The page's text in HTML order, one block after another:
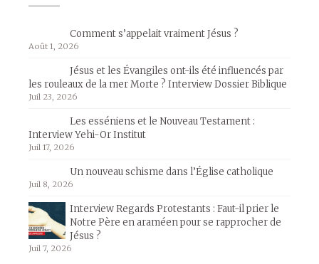
Comment s’appelait vraiment Jésus ?
Août 1, 2026
Jésus et les Évangiles ont-ils été influencés par
les rouleaux de la mer Morte ? Interview Dossier Biblique
Juil 23, 2026
Les esséniens et le Nouveau Testament :
Interview Yehi-Or Institut
Juil 17, 2026
Un nouveau schisme dans l’Église catholique
Juil 8, 2026
Interview Regards Protestants : Faut-il prier le
Notre Père en araméen pour se rapprocher de
Jésus ?
Juil 7, 2026